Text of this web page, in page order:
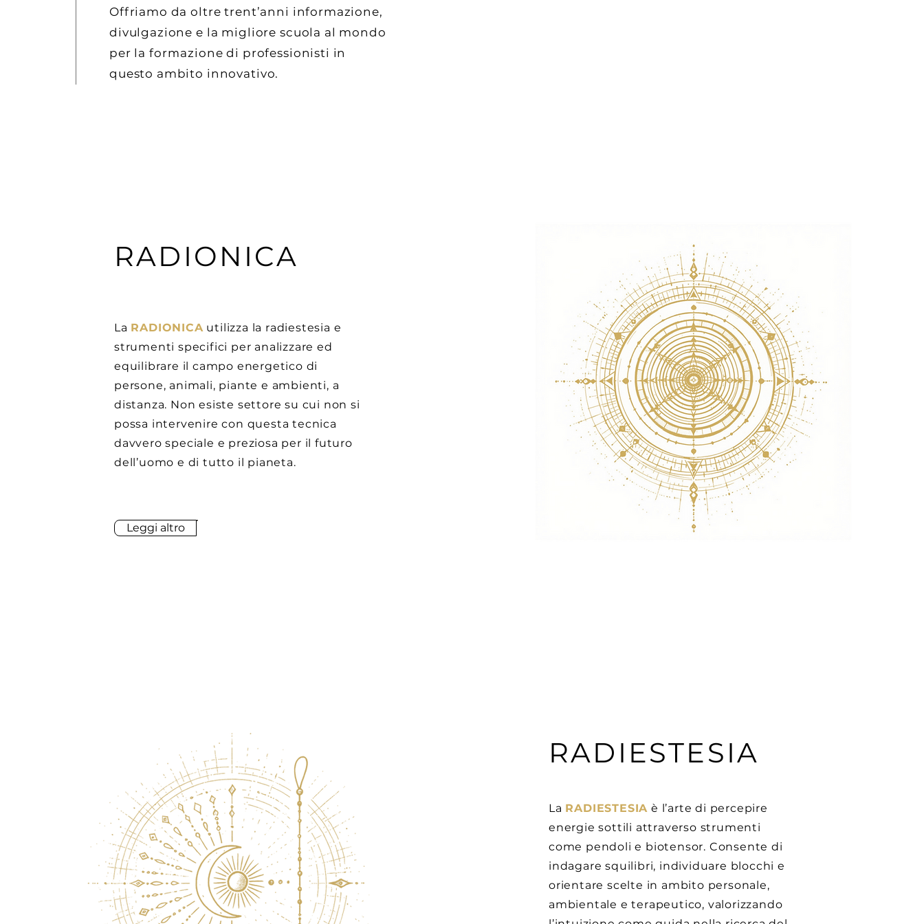
​Offriamo da oltre trent’anni informazione,
divulgazione e la migliore scuola al mondo
per la formazione di professionisti in
questo ambito innovativo.
RADIONICA
La RADIONICAutilizza la radiestesia e
strumenti specifici per analizzare ed
equilibrare il campo energetico di
persone, animali, piante e ambienti, a
distanza. Non esiste settore su cui non si
possa intervenire con questa tecnica
davvero speciale e preziosa per il futuro
dell’uomo e di tutto il pianeta.
Leggi altro
RADIESTESIA
La RADIESTESIA è l’arte di percepire
energie sottili attraverso strumenti
come pendoli e biotensor. Consente di
indagare squilibri, individuare blocchi e
orientare scelte in ambito personale,
ambientale e terapeutico, valorizzando